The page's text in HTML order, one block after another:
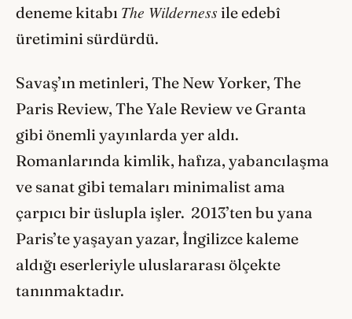
deneme kitabı The Wilderness ile edebî
üretimini sürdürdü.
Savaş’ın metinleri, The New Yorker, The
Paris Review, The Yale Review ve Granta
gibi önemli yayınlarda yer aldı.
Romanlarında kimlik, hafıza, yabancılaşma
ve sanat gibi temaları minimalist ama
çarpıcı bir üslupla işler. 2013’ten bu yana
Paris’te yaşayan yazar, İngilizce kaleme
aldığı eserleriyle uluslararası ölçekte
tanınmaktadır.